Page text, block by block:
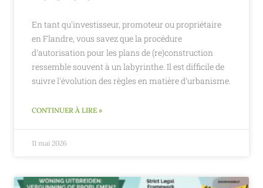
En tant qu'investisseur, promoteur ou propriétaire
en Flandre, vous savez que la procédure
d'autorisation pour les plans de (re)construction
ressemble souvent à un labyrinthe. Il est difficile de
suivre l'évolution des règles en matière d'urbanisme.
CONTINUER À LIRE »
11 mai 2026